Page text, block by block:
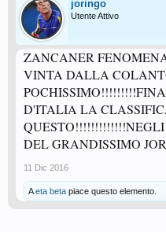
joringo
Utente Attivo
ZANCANER
VINTA DALLA
D'ITALIA LA
DEL GRANDISSIMO
11 Dic 2016
Aeta beta piace questo elemento.